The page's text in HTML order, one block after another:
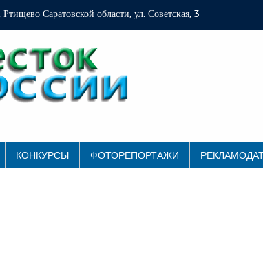
Саратовской области, ул. Советская, 3
КОНКУРСЫ ФОТОРЕПОРТАЖИ